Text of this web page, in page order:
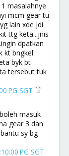
masalahnye
mcm gear tu
lain xde jdi
ttg keta...jnis
dpatkan
kt bngkel
byk bt
tersebut tuk
PG SGT
masuk
gear 3 dan
sy bg
PG SGT